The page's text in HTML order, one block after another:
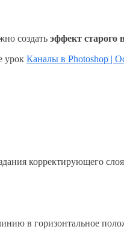
создать эффект старого
урок Каналы в Photoshop |
корректирующего
в горизонтальное